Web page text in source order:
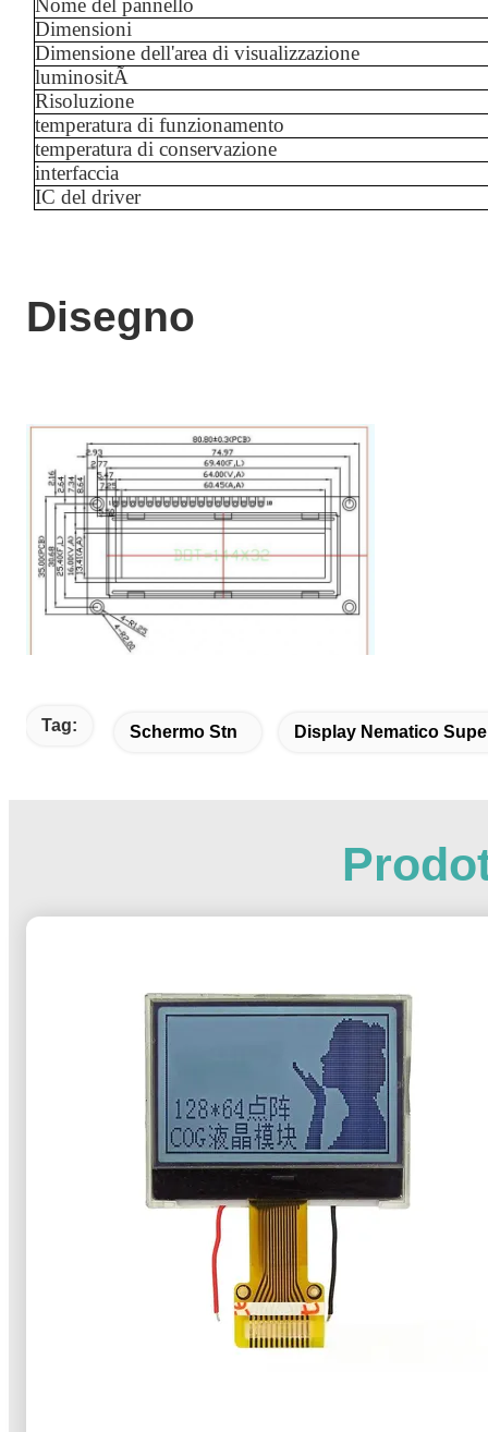
Nome del pannello
Dimensioni
Dimensione dell'area di visualizzazione
luminositÃ
Risoluzione
temperatura di funzionamento
temperatura di conservazione
interfaccia
IC del driver
Disegno
Tag: Schermo Stn Display Nematico